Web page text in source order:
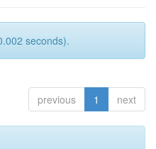
seconds).
previous 1 next